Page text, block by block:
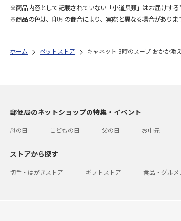
※商品内容として記載されていない「小道具類」はお届けする
※商品の色は、印刷の都合により、実際と異なる場合がありま
ホーム ペットストア キャネット 3時のスープ おかか
郵便局のネットショップの特集・イベント
母の日 こどもの日 父の日 お中元
ストアから探す
切手・はがきストア ギフトストア 食品・グルメ